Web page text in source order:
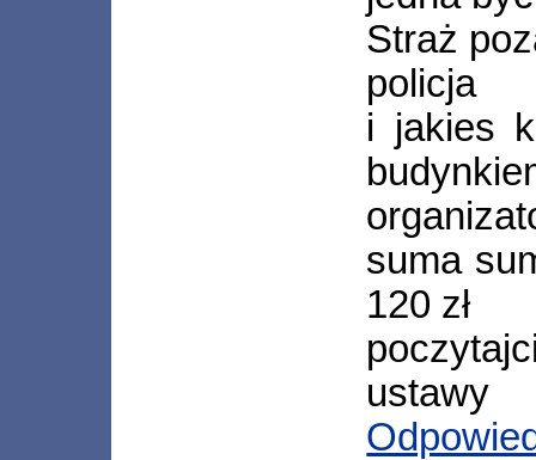
Straż
policja
i jakies
suma
120 zł
ustawy